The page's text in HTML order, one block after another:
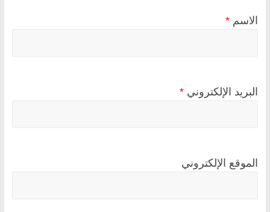
الاسم *
البريد الإلكتروني *
الموقع الإلكتروني